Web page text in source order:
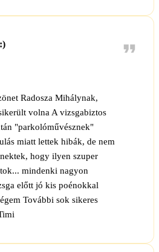
Radosza Mihálynak,
volna A vizsgabiztos
"parkolóművésznek"
miatt lettek hibák, de nem
hogy ilyen szuper
mindenki nagyon
előtt jó kis poénokkal
További sok sikeres